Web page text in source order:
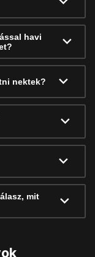
havi
nektek?
mit